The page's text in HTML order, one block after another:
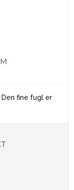
fine fugl er